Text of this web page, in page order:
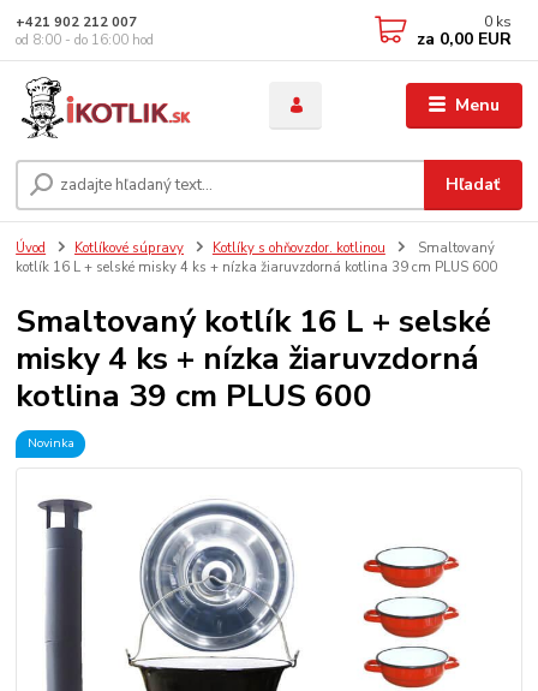
Menu
Hľadať
+421 902 212 007
od 8:00 - do 16:00 hod
0 ks
za 0,00 EUR
Úvod Kotlíkové súpravy Kotlíky s ohňovzdor. kotlinou
Smaltovaný
kotlík 16 L + selské misky 4 ks + nízka žiaruvzdorná kotlina 39 cm PLUS 600
Smaltovaný kotlík 16 L + selské
misky 4 ks + nízka žiaruvzdorná
kotlina 39 cm PLUS 600
Novinka